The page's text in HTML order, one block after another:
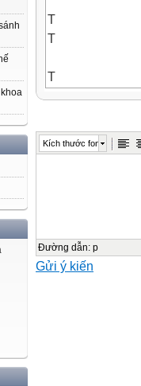
T
T
T
Kĩ
năng
2
Kích thước font
Đường dẫn: p
Gửi ý kiến